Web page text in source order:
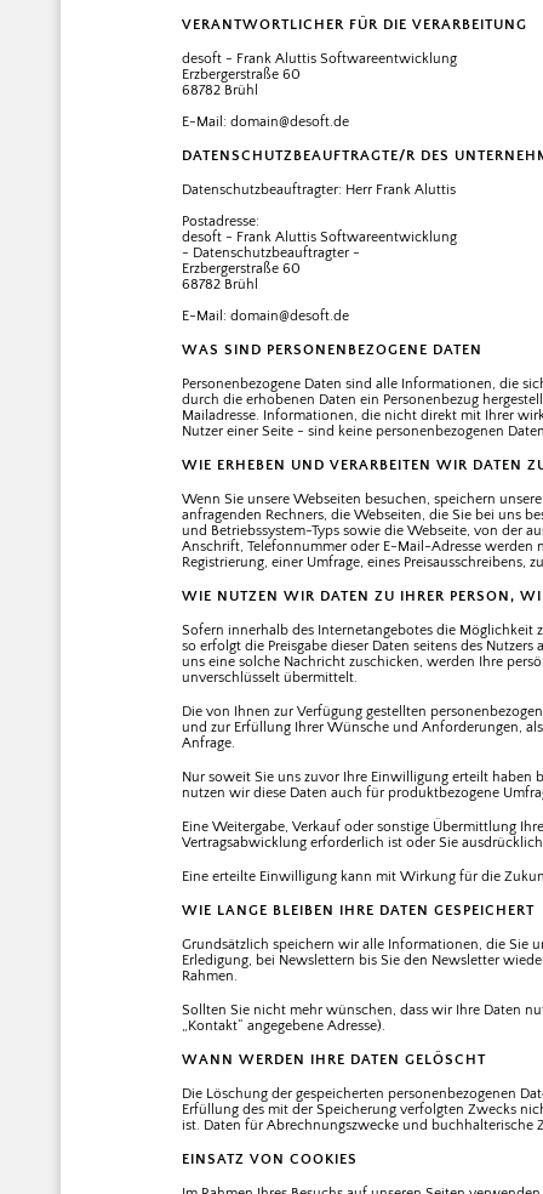
VERANTWORTLICHER FÜR DIE VERARBEITUNG
desoft - Frank Aluttis Softwareentwicklung
Erzbergerstraße 60
68782 Brühl
E-Mail: domain@desoft.de
DATENSCHUTZBEAUFTRAGTE/R DES
Datenschutzbeauftragter: Herr Frank Aluttis
Postadresse:
desoft - Frank Aluttis Softwareentwicklung
- Datenschutzbeauftragter -
Erzbergerstraße 60
68782 Brühl
E-Mail: domain@desoft.de
WAS SIND PERSONENBEZOGENE DATEN
Personenbezogene Daten sind alle Informationen, die
durch die erhobenen Daten ein Personenbezug
Mailadresse. Informationen, die nicht direkt mit Ihrer
Nutzer einer Seite - sind keine personenbezogenen
WIE ERHEBEN UND VERARBEITEN WIR DATEN
Wenn Sie unsere Webseiten besuchen, speichern
anfragenden Rechners, die Webseiten, die Sie bei uns
und Betriebssystem-Typs sowie die Webseite, von der
Anschrift, Telefonnummer oder E-Mail-Adresse werden
Registrierung, einer Umfrage, eines
WIE NUTZEN WIR DATEN ZU IHRER PERSON,
Sofern innerhalb des Internetangebotes die Möglichkeit
so erfolgt die Preisgabe dieser Daten seitens des
uns eine solche Nachricht zuschicken, werden Ihre
unverschlüsselt übermittelt.
Die von Ihnen zur Verfügung gestellten
und zur Erfüllung Ihrer Wünsche und Anforderungen,
Anfrage.
Nur soweit Sie uns zuvor Ihre Einwilligung erteilt haben
nutzen wir diese Daten auch für produktbezogene
Eine Weitergabe, Verkauf oder sonstige Übermittlung
Vertragsabwicklung erforderlich ist oder Sie
Eine erteilte Einwilligung kann mit Wirkung für die
WIE LANGE BLEIBEN IHRE DATEN GESPEICHERT
Grundsätzlich speichern wir alle Informationen, die Sie
Erledigung, bei Newslettern bis Sie den Newsletter
Rahmen.
Sollten Sie nicht mehr wünschen, dass wir Ihre Daten
„Kontakt“ angegebene Adresse).
WANN WERDEN IHRE DATEN GELÖSCHT
Die Löschung der gespeicherten personenbezogenen
Erfüllung des mit der Speicherung verfolgten Zwecks
ist. Daten für Abrechnungszwecke und
EINSATZ VON COOKIES